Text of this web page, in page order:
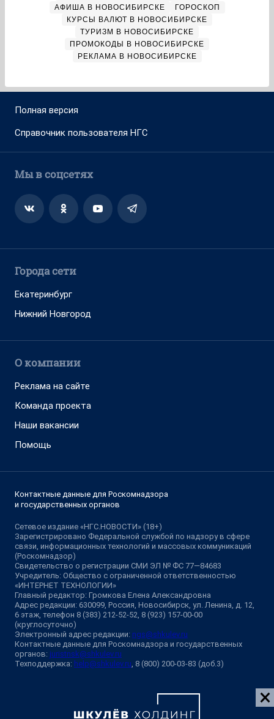
АФИША В НОВОСИБИРСКЕ
ГОРОСКОП
КУРСЫ ВАЛЮТ В НОВОСИБИРСКЕ
ТУРИЗМ В НОВОСИБИРСКЕ
ПРОМОКОДЫ В НОВОСИБИРСКЕ
РЕКЛАМА В НОВОСИБИРСКЕ
Полная версия
Справочник пользователя НГС
Мы в соцсетях
Города сети
Екатеринбург
Нижний Новгород
О компании
Реклама на сайте
Команда проекта
Наши вакансии
Помощь
Контактные данные для Роскомнадзора
и государственных органов
Сетевое издание «НГС.НОВОСТИ» (18+)
Зарегистрировано Федеральной службой по надзору в сфере
связи, информационных технологий и массовых коммуникаций
(Роскомнадзор)
Свидетельство о регистрации СМИ ЭЛ № ФС 77—84683
Учредитель: Общество с ограниченной ответственностью
«ИНТЕРНЕТ ТЕХНОЛОГИИ»
Главный редактор: Громкова Елена Александровна
Адрес редакции: 630099, Россия, Новосибирск, ул. Ленина, д. 12,
6 этаж, телефон 8 (383) 212-52-52, 8 (923) 157-00-00
(круглосуточно)
Электронный адрес редакции: ngs@shkulev.ru
Контактные данные для Роскомнадзора и государственных
органов: juristnsk@shkulev.ru
Техподдержка: help@shkulev.ru , 8 (800) 200-03-83 (доб.3)